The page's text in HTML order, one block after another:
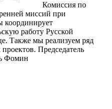
Комиссия по
миссий при
координирует
работу Русской
Также мы реализуем ряд
Председатель
Фомин